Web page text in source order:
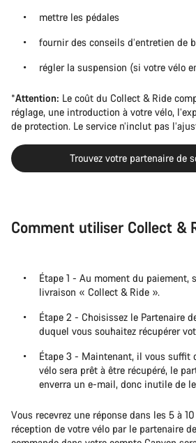
mettre les pédales
fournir des conseils d’entretien de
régler la suspension (si votre vélo
*Attention: Le coût du Collect & Ride
réglage, une introduction à votre vélo,
de protection. Le service n’inclut pas
Trouvez votre partenaire de
Comment utiliser Collect &
Étape 1 - Au moment du paiement,
livraison « Collect & Ride ».
Étape 2 - Choisissez le Partenaire
duquel vous souhaitez récupérer
Étape 3 - Maintenant, il vous suffit
vélo sera prêt à être récupéré, le
enverra un e-mail, donc inutile de
Vous recevrez une réponse dans les 5 à
réception de votre vélo par le partenaire